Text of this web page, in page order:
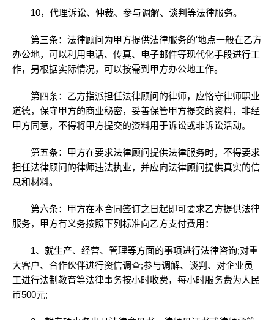
10，代理诉讼、仲裁、参与调解、谈判等法律服务。
第三条：法律顾问为甲方提供法律服务的'地点一般在乙方
办公地，可以利用电话、传真、电子邮件等现代化手段进行工
作，另根据实际情况，可以按需到甲方办公地工作。
第四条：乙方指派担任法律顾问的律师，应恪守律师职业
道德，保守甲方的商业秘密，妥善保管甲方提交的资料，非经
甲方同意，不得将甲方提交的资料用于诉讼或非诉讼活动。
第五条：甲方在要求法律顾问提供法律服务时，不得要求
担任法律顾问的律师违法执业，并应向法律顾问提供真实的信
息和材料。
第六条：甲方在本合同签订之日起即可要求乙方提供法律
服务，甲方有义务按照下列标准向乙方支付费用：
1、就生产、经营、管理等方面的事项进行法律咨询;对重
大客户、合作伙伴进行资信调查;参与调解、谈判、对企业员
工进行法制教育等法律事务按小时收费，每小时服务费为人民
币500元;